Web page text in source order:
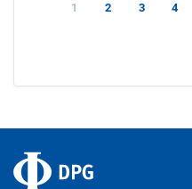
1 2 3 4